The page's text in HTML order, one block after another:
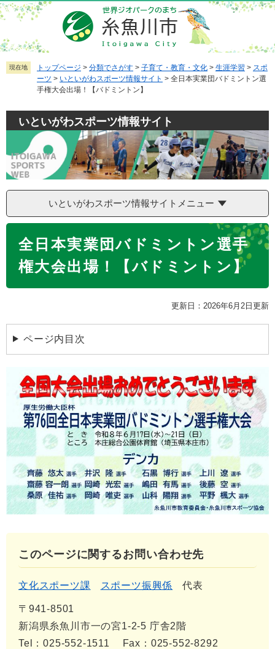
ペ
ー
ジ
の
先
す
メ
ニ
ュ
ー
を
し
文
へ
現在地 トップページ > 分類でさがす > 子育て・教育・文化 > 生涯学習 > スポ
ーツ > いといがわスポーツ情報サイト > 全日本実業団バドミントン選
手権大会出場！【バドミントン】
いといがわスポーツ情報サイト
いといがわスポーツ情報サイトメニュー
全日本実業団バドミントン選手
権大会出場！【バドミントン】
更新日：2026年6月2日更新
ページ内目次
このページに関するお問い合わせ先
文化スポーツ課 スポーツ振興係 代表
〒941-8501
新潟県糸魚川市一の宮1-2-5 庁舎2階
Tel：025-552-1511
Fax：025-552-8292